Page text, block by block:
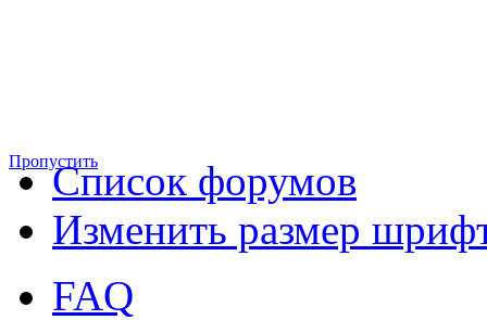
ПропуститьСписок форумов
Изменить размер
FAQ